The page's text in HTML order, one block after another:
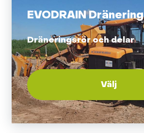
EVODRAIN Dränering
Dräneringsrör och delar
Välj